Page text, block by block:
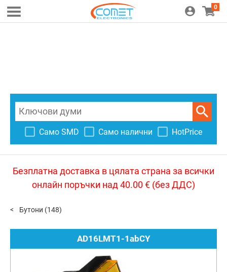
0
Само SMD Само налични HotPrice
Безплатна доставка в цялата страна за всички
онлайн поръчки над 40.00 € (без ДДС)
Бутони (148)
AD16LMT1-1abCY